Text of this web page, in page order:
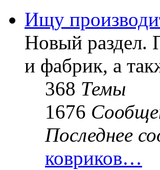
Ищу
Новый раздел.
и фабрик, а
368 Темы
1676
Последнее
ковриков…